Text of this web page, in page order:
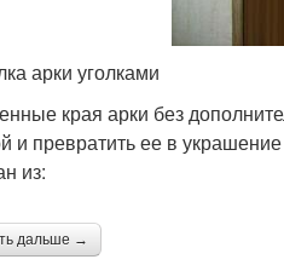
арки уголками
края арки без
и превратить ее в
из:
дальше →